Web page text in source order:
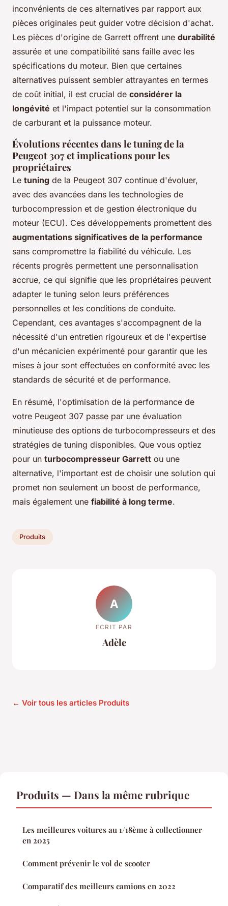
inconvénients de ces alternatives par rapport aux
pièces originales peut guider votre décision d'achat.
Les pièces d'origine de Garrett offrent une durabilité
assurée et une compatibilité sans faille avec les
spécifications du moteur. Bien que certaines
alternatives puissent sembler attrayantes en termes
de coût initial, il est crucial de considérer la
longévité et l'impact potentiel sur la consommation
de carburant et la puissance moteur.
Évolutions récentes dans le tuning de la
Peugeot 307 et implications pour les
propriétaires
Le tuning de la Peugeot 307 continue d'évoluer,
avec des avancées dans les technologies de
turbocompression et de gestion électronique du
moteur (ECU). Ces développements promettent des
augmentations significatives de la performance
sans compromettre la fiabilité du véhicule. Les
récents progrès permettent une personnalisation
accrue, ce qui signifie que les propriétaires peuvent
adapter le tuning selon leurs préférences
personnelles et les conditions de conduite.
Cependant, ces avantages s'accompagnent de la
nécessité d'un entretien rigoureux et de l'expertise
d'un mécanicien expérimenté pour garantir que les
mises à jour sont effectuées en conformité avec les
standards de sécurité et de performance.
En résumé, l'optimisation de la performance de
votre Peugeot 307 passe par une évaluation
minutieuse des options de turbocompresseurs et des
stratégies de tuning disponibles. Que vous optiez
pour un turbocompresseur Garrett ou une
alternative, l'important est de choisir une solution qui
promet non seulement un boost de performance,
mais également une fiabilité à long terme.
Produits
A
ECRIT PAR
Adèle
← Voir tous les articles Produits
Produits — Dans la même rubrique
Les meilleures voitures au 1/18ème à collectionner
en 2025
Comment prévenir le vol de scooter
Comparatif des meilleurs camions en 2022